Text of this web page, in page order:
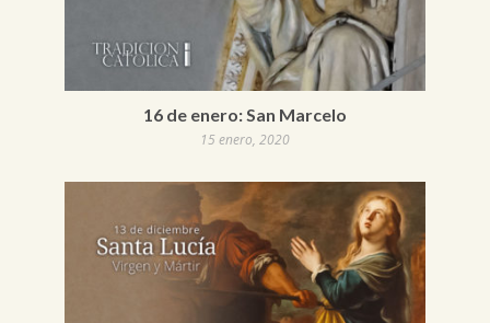
16 de enero: San Marcelo
15 enero, 2020